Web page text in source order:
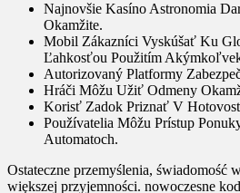
Najnovšie Kasíno Astronomia
Okamžite.
Mobil Zákazníci Vyskúšať Ku
Ľahkosťou Použitím
Autorizovaný Platformy
Hráči Môžu Užiť Odmeny
Korisť Zadok Priznať V
Používatelia Môžu Prístup
Automatoch.
Ostateczne przemyślenia, świadomość
większej przyjemności. nowoczesne